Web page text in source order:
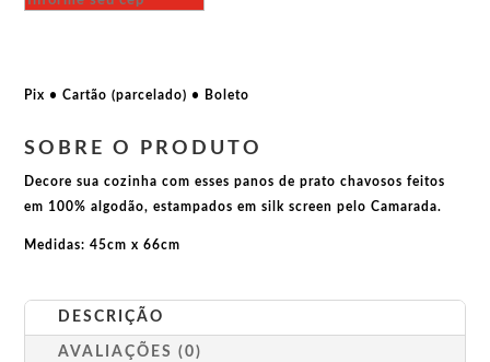
Fantasma
Pix • Cartão (parcelado) • Boleto
SOBRE O PRODUTO
Decore sua cozinha com esses panos de prato chavosos feitos
em 100% algodão, estampados em silk screen pelo Camarada.
Medidas: 45cm x 66cm
DESCRIÇÃO
AVALIAÇÕES (0)